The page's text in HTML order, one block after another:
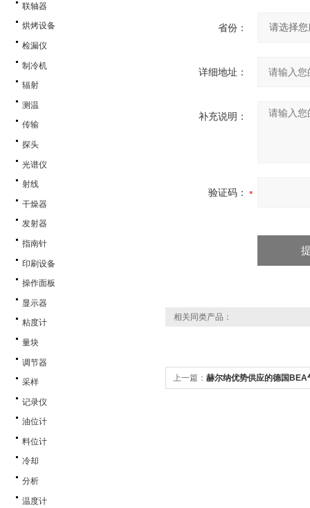
联轴器
烘烤设备
检漏仪
制冷机
辐射
测温
传输
探头
光谱仪
射线
干燥器
发射器
指南针
印刷设备
操作面板
显示器
粘度计
量块
调节器
采样
记录仪
油位计
料位计
冷却
分析
温度计
省份：
详细地址：
补充说明：
验证码：
相关同类产品：
上一篇： 赫尔纳优势供应的德国BEA